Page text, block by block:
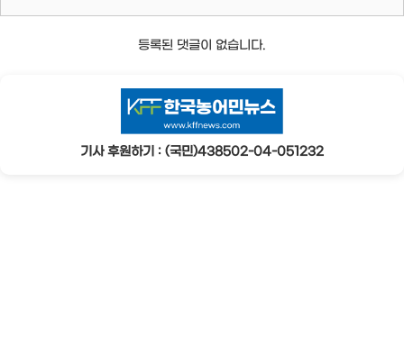
등록된 댓글이 없습니다.
기사 후원하기 : (국민)438502-04-051232